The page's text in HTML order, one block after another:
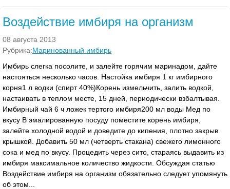
Воздействие имбиря на организм
08 августа 2013
Рубрика:Маринованный имбирь
Имбирь слегка посолите, и залейте горячим маринадом, дайте
настояться несколько часов. Настойка имбиря 1 кг имбирного
корня1 л водки (спирт 40%)Корень измельчить, залить водкой,
настаивать в теплом месте, 15 дней, периодически взбалтывая.
Имбирный чай 6 ч ложек тертого имбиря200 мл воды Мед по
вкусу В эмалированную посуду поместите корень имбиря,
залейте холодной водой и доведите до кипения, плотно закрыв
крышкой. Добавить 50 мл (четверть стакана) свежего лимонного
сока и мед по вкусу. Процедить через сито, стараясь выдавить из
имбиря максимальное количество жидкости. Обсуждая статью
Воздействие имбиря на организм обязательно следует упомянуть
об этом...